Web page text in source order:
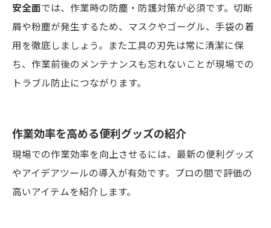
安全面では、作業時の防塵・防護対策が必須です。切断
屑や粉塵が発生するため、マスクやゴーグル、手袋の着
用を徹底しましょう。また工具の刃先は常に清潔に保
ち、作業前後のメンテナンスも忘れないことが現場での
トラブル防止につながります。
作業効率を高める便利グッズの紹介
現場での作業効率を向上させるには、最新の便利グッズ
やアイデアツールの導入が有効です。プロの間で評価の
高いアイテムを紹介します。